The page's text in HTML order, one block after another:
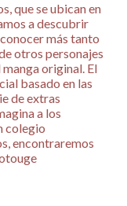
que se ubican en
a descubrir
más tanto
otros personajes
original. El
basado en las
de extras
a los
colegio
encontraremos